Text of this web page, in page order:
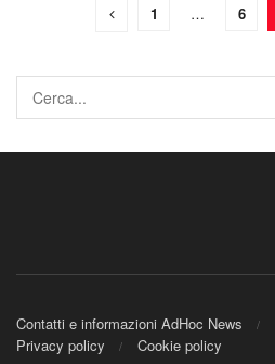
1 … 6
Contatti e informazioni AdHoc News
Privacy policy
Cookie policy